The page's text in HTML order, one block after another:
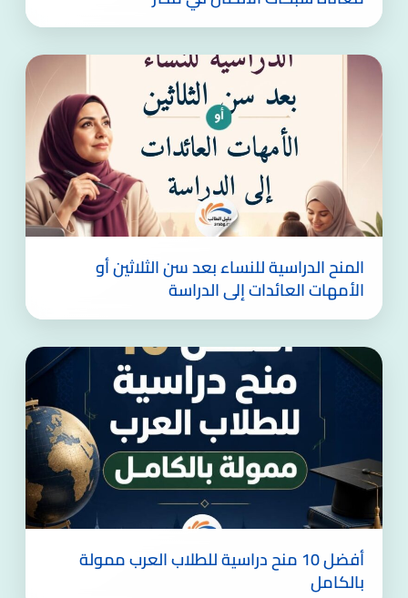
المنح الدراسية للنساء بعد سن الثلاثين أو
الأمهات العائدات إلى الدراسة
أفضل 10 منح دراسية للطلاب العرب ممولة
بالكامل